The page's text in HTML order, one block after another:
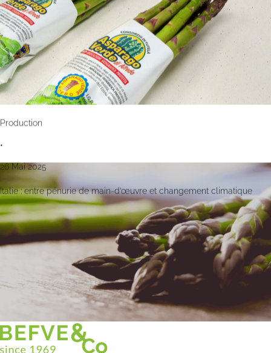
Production
•
26 Mai 2025
Italie : entre pénurie de main-d’œuvre et changement climatique